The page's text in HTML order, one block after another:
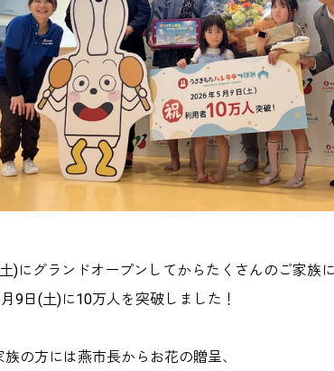
)にグランドオープンしてからたくさんのご家族
9日(土)に10万人を突破しました！
の方には燕市長からお花の贈呈、